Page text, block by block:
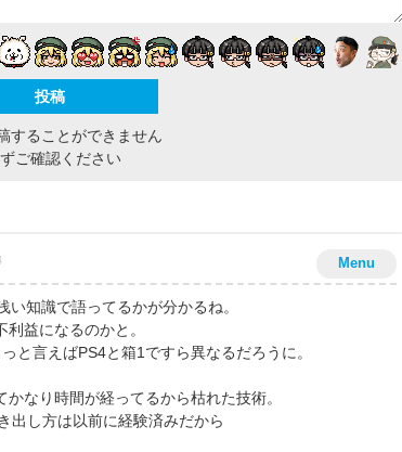
することができません
ご確認ください
Menu
知識で語ってるかが分かるね。
益になるのかと。
と言えばPS4と箱1ですら異なるだろうに。
なり時間が経ってるから枯れた技術。
出し方は以前に経験済みだから